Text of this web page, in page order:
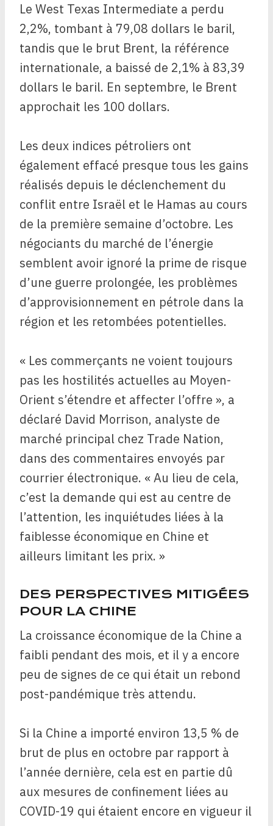
Le West Texas Intermediate a perdu
2,2%, tombant à 79,08 dollars le baril,
tandis que le brut Brent, la référence
internationale, a baissé de 2,1% à 83,39
dollars le baril. En septembre, le Brent
approchait les 100 dollars.
Les deux indices pétroliers ont
également effacé presque tous les gains
réalisés depuis le déclenchement du
conflit entre Israël et le Hamas au cours
de la première semaine d’octobre. Les
négociants du marché de l’énergie
semblent avoir ignoré la prime de risque
d’une guerre prolongée, les problèmes
d’approvisionnement en pétrole dans la
région et les retombées potentielles.
« Les commerçants ne voient toujours
pas les hostilités actuelles au Moyen-
Orient s’étendre et affecter l’offre », a
déclaré David Morrison, analyste de
marché principal chez Trade Nation,
dans des commentaires envoyés par
courrier électronique. « Au lieu de cela,
c’est la demande qui est au centre de
l’attention, les inquiétudes liées à la
faiblesse économique en Chine et
ailleurs limitant les prix. »
DES PERSPECTIVES MITIGÉES
POUR LA CHINE
La croissance économique de la Chine a
faibli pendant des mois, et il y a encore
peu de signes de ce qui était un rebond
post-pandémique très attendu.
Si la Chine a importé environ 13,5 % de
brut de plus en octobre par rapport à
l’année dernière, cela est en partie dû
aux mesures de confinement liées au
COVID-19 qui étaient encore en vigueur il